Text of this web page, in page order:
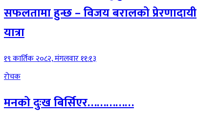
सफलतामा हुन्छ – विजय बरालको प्रेरणादायी
यात्रा
१९ कार्तिक २०८२, मंगलवार ११:१३
रोचक
मनको दुःख बिर्सिएर……………